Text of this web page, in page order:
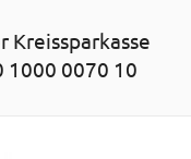
Kreissparkasse
1000 0070 10